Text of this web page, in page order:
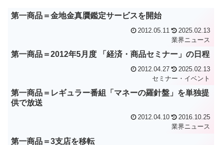
第一商品＝金地金真贋鑑定サービスを開始
2012.05.11
2025.02.13
業界ニュース
第一商品＝2012年5月度 「経済・商品セミナー」の日程
2012.04.27
2025.02.13
セミナー・イベント
第一商品＝レギュラー番組「マネーの羅針盤」を単独提
供で放送
2012.04.10
2016.10.25
業界ニュース
第一商品＝3支店を移転